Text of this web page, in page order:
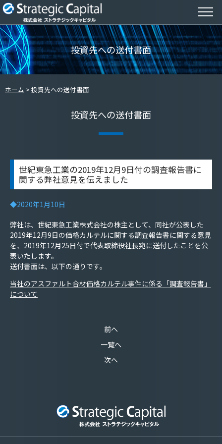
投資先への送付書面
ホーム 投資先への送付書面
投資先への送付書面
世紀東急工業の2019年12月9日付の調査報告書に
関する弊社意見を伝えました
◆2020年1月10日
弊社は、世紀東急工業株式会社の株主として、同社が公表した
2019年12月9日の価格カルテルに関する調査報告書に関する意見
を、2019年12月25日付で代表取締役社長宛に送付したことを公
表いたします。
送付書面は、以下の通りです。
当社のアスファルト合材価格カルテル事件に係る「調査報告書」
について
前へ
一覧へ
次へ